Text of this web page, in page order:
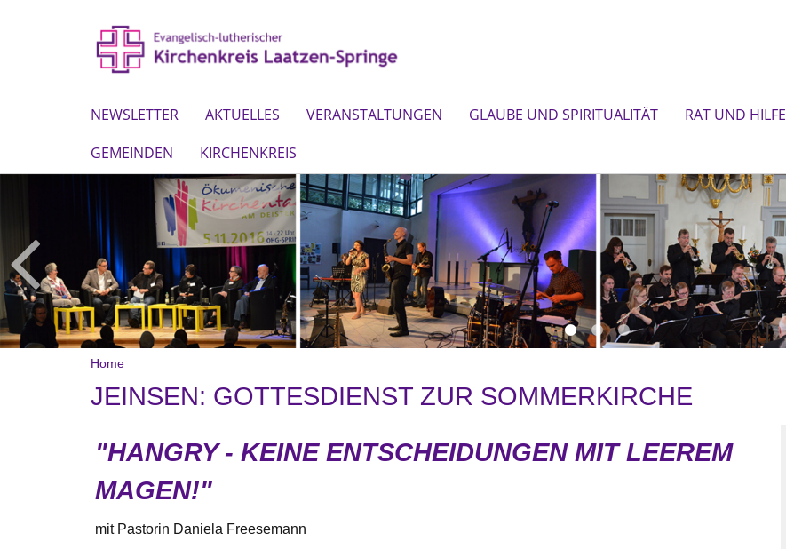
NEWSLETTER AKTUELLES VERANSTALTUNGEN GLAUBE UND SPIRITUALITÄT RAT UND HILFE
GEMEINDEN
KIRCHENKREIS
Home
JEINSEN: GOTTESDIENST ZUR SOMMERKIRCHE
"HANGRY - KEINE ENTSCHEIDUNGEN MIT LEEREM
MAGEN!"
mit Pastorin Daniela Freesemann